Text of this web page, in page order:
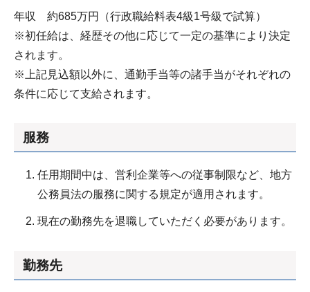
年収 約685万円（行政職給料表4級1号級で試算）
※初任給は、経歴その他に応じて一定の基準により決定
されます。
※上記見込額以外に、通勤手当等の諸手当がそれぞれの
条件に応じて支給されます。
服務
任用期間中は、営利企業等への従事制限など、地方
公務員法の服務に関する規定が適用されます。
現在の勤務先を退職していただく必要があります。
勤務先